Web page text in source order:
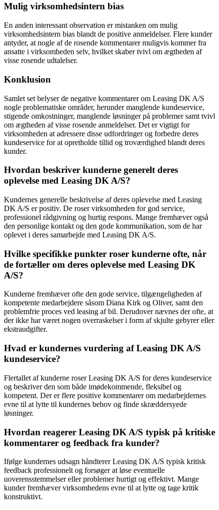
Mulig virksomhedsintern bias
En anden interessant observation er mistanken om mulig
virksomhedsintern bias blandt de positive anmeldelser. Flere kunder
antyder, at nogle af de rosende kommentarer muligvis kommer fra
ansatte i virksomheden selv, hvilket skaber tvivl om ægtheden af
visse rosende udtalelser.
Konklusion
Samlet set belyser de negative kommentarer om Leasing DK A/S
nogle problematiske områder, herunder manglende kundeservice,
stigende omkostninger, manglende løsninger på problemer samt tvivl
om ægtheden af visse rosende anmeldelser. Det er vigtigt for
virksomheden at adressere disse udfordringer og forbedre deres
kundeservice for at opretholde tillid og troværdighed blandt deres
kunder.
Hvordan beskriver kunderne generelt deres
oplevelse med Leasing DK A/S?
Kundernes generelle beskrivelse af deres oplevelse med Leasing
DK A/S er positiv. De roser virksomheden for god service,
professionel rådgivning og hurtig respons. Mange fremhæver også
den personlige kontakt og den gode kommunikation, som de har
oplevet i deres samarbejde med Leasing DK A/S.
Hvilke specifikke punkter roser kunderne ofte, når
de fortæller om deres oplevelse med Leasing DK
A/S?
Kunderne fremhæver ofte den gode service, tilgængeligheden af
kompetente medarbejdere såsom Diana Kirk og Oliver, samt den
problemfrie proces ved leasing af bil. Derudover nævnes der ofte, at
der ikke har været nogen overraskelser i form af skjulte gebyrer eller
ekstraudgifter.
Hvad er kundernes vurdering af Leasing DK A/S
kundeservice?
Flertallet af kunderne roser Leasing DK A/S for deres kundeservice
og beskriver den som både imødekommende, fleksibel og
kompetent. Der er flere positive kommentarer om medarbejdernes
evne til at lytte til kundernes behov og finde skræddersyede
løsninger.
Hvordan reagerer Leasing DK A/S typisk på kritiske
kommentarer og feedback fra kunder?
Ifølge kundernes udsagn håndterer Leasing DK A/S typisk kritisk
feedback professionelt og forsøger at løse eventuelle
uoverensstemmelser eller problemer hurtigt og effektivt. Mange
kunder fremhæver virksomhedens evne til at lytte og tage kritik
konstruktivt.